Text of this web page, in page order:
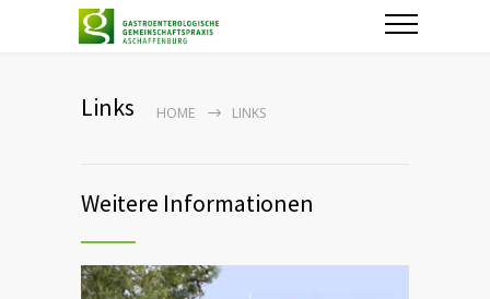
Links HOME LINKS
Weitere Informationen